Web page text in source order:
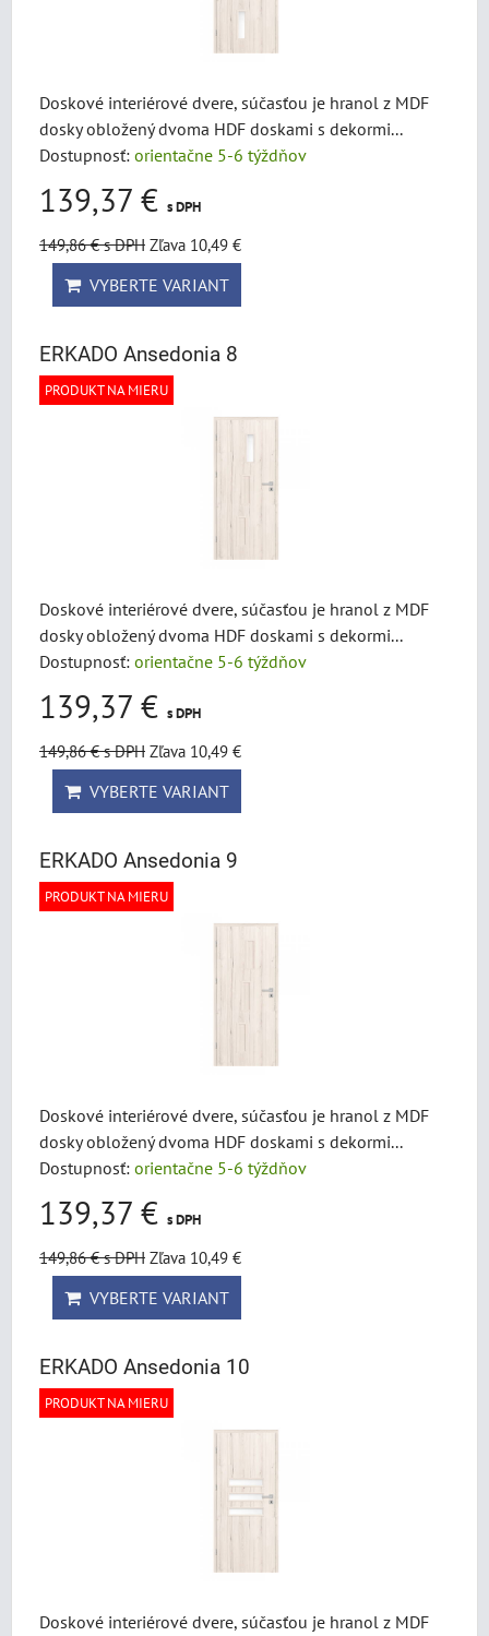
Doskové interiérové dvere, súčasťou je hranol z MDF
dosky obložený dvoma HDF doskami s dekormi...
Dostupnosť: orientačne 5-6 týždňov
139,37 € s DPH
149,86 €s DPH Zľava 10,49 €
VYBERTE VARIANT
ERKADO Ansedonia 8
PRODUKT NA MIERU
Doskové interiérové dvere, súčasťou je hranol z MDF
dosky obložený dvoma HDF doskami s dekormi...
Dostupnosť: orientačne 5-6 týždňov
139,37 € s DPH
149,86 €s DPH Zľava 10,49 €
VYBERTE VARIANT
ERKADO Ansedonia 9
PRODUKT NA MIERU
Doskové interiérové dvere, súčasťou je hranol z MDF
dosky obložený dvoma HDF doskami s dekormi...
Dostupnosť: orientačne 5-6 týždňov
139,37 € s DPH
149,86 €s DPH Zľava 10,49 €
VYBERTE VARIANT
ERKADO Ansedonia 10
PRODUKT NA MIERU
Doskové interiérové dvere, súčasťou je hranol z MDF